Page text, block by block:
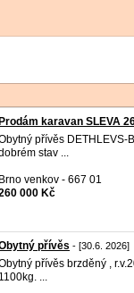
Prodám karavan SLEVA
přívěs DETHLEVS-
stav ...
Brno venkov - 667 01
000 Kč
přívěs - [30.6. 2026]
přívěs brzděný ,
1100kg. ...